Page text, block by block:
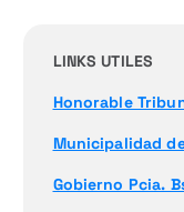
LINKS UTILES
Honorable
Municipalidad
Gobierno Pcia.